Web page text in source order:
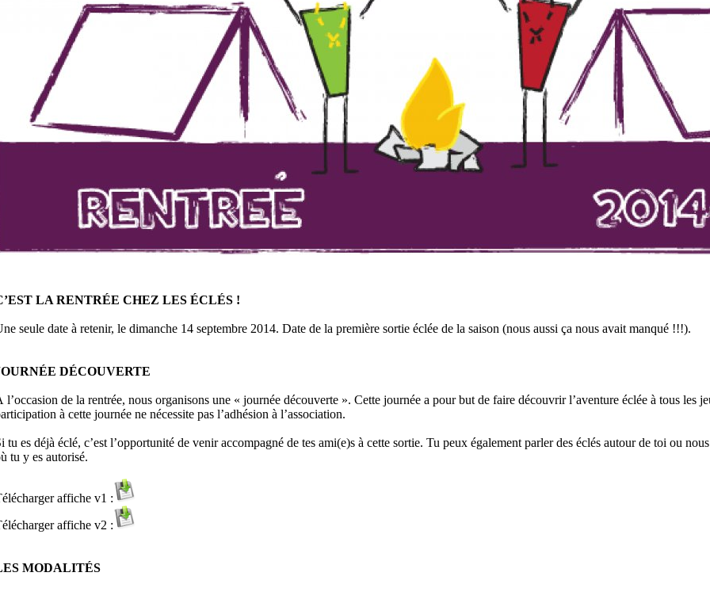
LA RENTRÉE CHEZ LES ÉCLÉS !
seule date à retenir, le dimanche 14 septembre 2014. Date de la première sortie éclée de la saison (nous aussi ça nous avait manqué !!!).
DÉCOUVERTE
l’occasion de la rentrée, nous organisons une « journée découverte ». Cette journée a pour but de faire découvrir l’aventure éclée à tous les
à cette journée ne nécessite pas l’adhésion à l’association.
tu es déjà éclé, c’est l’opportunité de venir accompagné de tes ami(e)s à cette sortie. Tu peux également parler des éclés autour de toi ou
tu y es autorisé.
affiche v1 :
affiche v2 :
MODALITÉS